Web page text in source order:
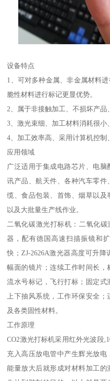
设备特点
1、可对多种金属、非金属材料
脆性材料进行标记更显优势。
2、属于非接触加工、不损坏产品
3、激光束细、加工材料消耗很小
4、加工效率高、采用计算机控制
应用领域
广泛适用于集成电路芯片、电
讯产品、航天件、各种汽车零
缆、食品包装、首饰、烟草以及
以及大批量生产线作业。
二氧化碳激光打标机：二氧化
器，配有德国高速扫描振镜和
快；ZJ-2626A激光器高度可升
幅面的镜片；连续工作时间长
流水号标记，飞行打标；固定
上下抽风系统，工作环保安全
及各类固性材料。
工作原理
CO2激光打标机采用红外光波段
充入高压放电管中产生辉光放
能量放大后就形成对材料加工